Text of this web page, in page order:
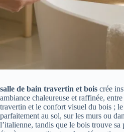
salle de bain travertin et bois crée
ambiance chaleureuse et raffinée,
travertin et le confort visuel du bois ;
parfaitement au sol, sur les murs ou
l’italienne, tandis que le bois trouve sa